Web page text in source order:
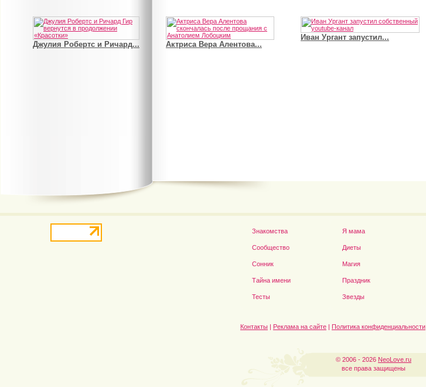
Джулия Робертс и Ричард... Актриса Вера Алентова...
Иван Ургант запустил...
Знакомства
Сообщество
Сонник
Тайна имени
Тесты
Я мама
Диеты
Магия
Праздник
Звезды
Контакты | Реклама на сайте | Политика конфиденциальности
© 2006 - 2026 NeoLove.ru
все права защищены